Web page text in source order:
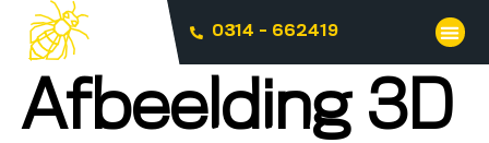
0314 - 662419
Afbeelding 3D